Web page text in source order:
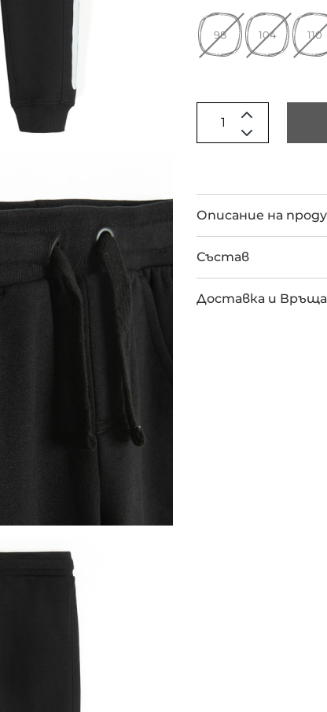
98 104 110
Описание на
Състав
Доставка и